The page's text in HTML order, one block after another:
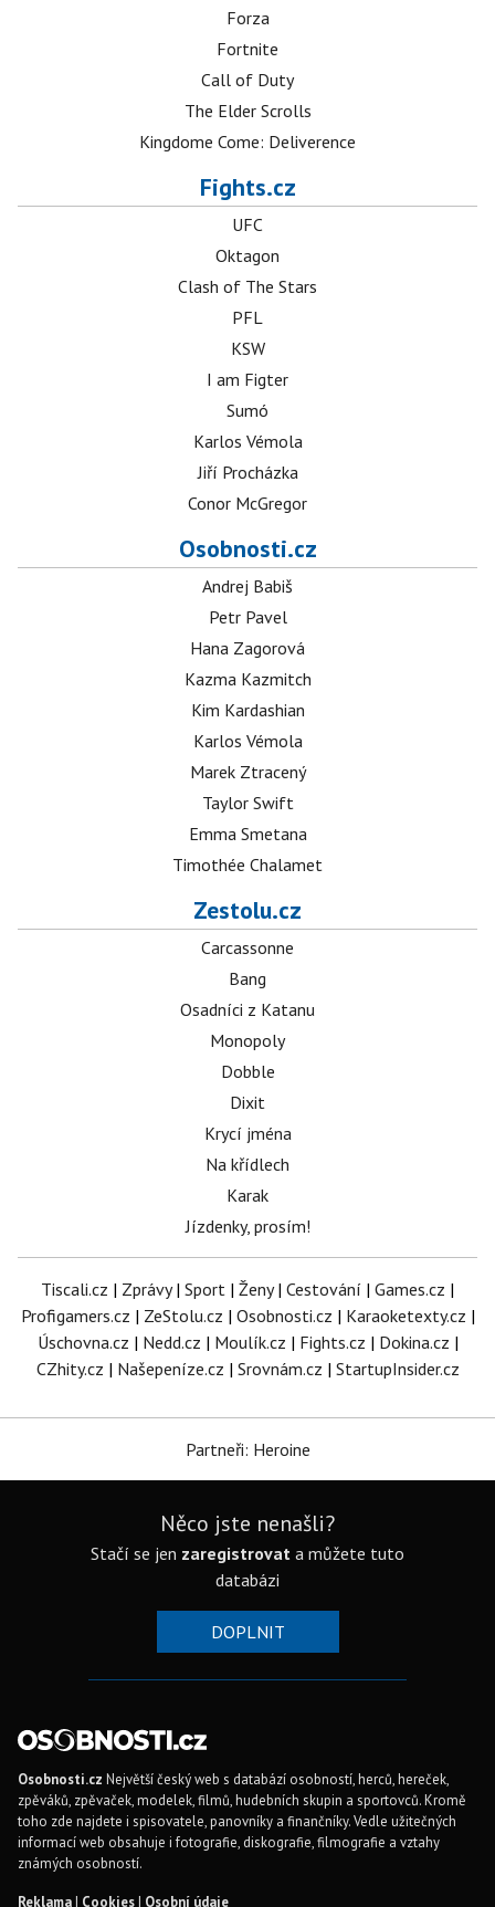
Forza
Fortnite
Call of Duty
The Elder Scrolls
Kingdome Come: Deliverence
Fights.cz
UFC
Oktagon
Clash of The Stars
PFL
KSW
I am Figter
Sumó
Karlos Vémola
Jiří Procházka
Conor McGregor
Osobnosti.cz
Andrej Babiš
Petr Pavel
Hana Zagorová
Kazma Kazmitch
Kim Kardashian
Karlos Vémola
Marek Ztracený
Taylor Swift
Emma Smetana
Timothée Chalamet
Zestolu.cz
Carcassonne
Bang
Osadníci z Katanu
Monopoly
Dobble
Dixit
Krycí jména
Na křídlech
Karak
Jízdenky, prosím!
Tiscali.cz | Zprávy| Sport | Ženy| Cestování | Games.cz |
Profigamers.cz | ZeStolu.cz | Osobnosti.cz | Karaoketexty.cz |
Úschovna.cz | Nedd.cz | Moulík.cz | Fights.cz | Dokina.cz |
CZhity.cz | Našepeníze.cz | Srovnám.cz | StartupInsider.cz
Partneři: Heroine
Něco jste nenašli?
Stačí se jen zaregistrovat a můžete tuto
databázi
DOPLNIT
Osobnosti.cz Největší český web s databází osobností, herců, hereček,
zpěváků, zpěvaček, modelek, filmů, hudebních skupin a sportovců. Kromě
toho zde najdete i spisovatele, panovníky a finančníky. Vedle užitečných
informací web obsahuje i fotografie, diskografie, filmografie a vztahy
známých osobností.
Reklama| Cookies| Osobní údaje